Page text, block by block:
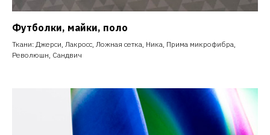
Футболки, майки, поло
Ткани: Джерси, Лакросс, Ложная сетка, Ника, Прима микрофибра,
Революшн, Сандвич